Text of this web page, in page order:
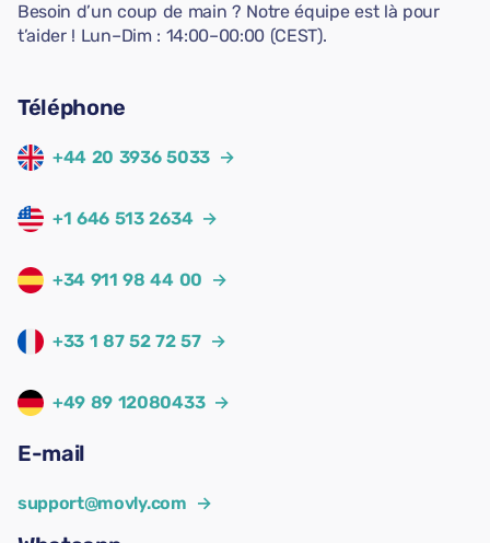
Besoin d’un coup de main ? Notre équipe est là pour
t’aider ! Lun–Dim : 14:00–00:00 (CEST).
Téléphone
+44 20 3936 5033 →
+1 646 513 2634 →
+34 911 98 44 00 →
+33 1 87 52 72 57 →
+49 89 12080433 →
E-mail
support@movly.com →